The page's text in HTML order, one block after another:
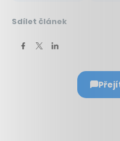
Sdílet článek